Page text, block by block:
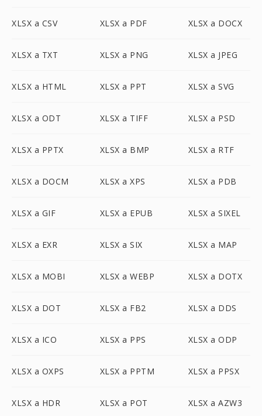
XLSX a CSV XLSX a PDF XLSX a DOCX
XLSX a TXT XLSX a PNG XLSX a JPEG
XLSX a HTML XLSX a PPT XLSX a SVG
XLSX a ODT XLSX a TIFF XLSX a PSD
XLSX a PPTX XLSX a BMP XLSX a RTF
XLSX a DOCM XLSX a XPS XLSX a PDB
XLSX a GIF XLSX a EPUB XLSX a SIXEL
XLSX a EXR XLSX a SIX XLSX a MAP
XLSX a MOBI XLSX a WEBP XLSX a DOTX
XLSX a DOT XLSX a FB2 XLSX a DDS
XLSX a ICO XLSX a PPS XLSX a ODP
XLSX a OXPS XLSX a PPTM XLSX a PPSX
XLSX a HDR XLSX a POT XLSX a AZW3